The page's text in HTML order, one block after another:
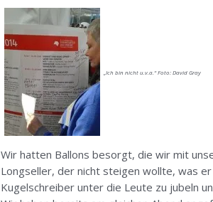
„Ich bin nicht u.v.a.“ Foto: David Gray
Wir hatten Ballons besorgt, die wir mit
Longseller, der nicht steigen wollte, was
Kugelschreiber unter die Leute zu jubeln